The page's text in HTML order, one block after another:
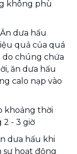
không phù
Ăn dưa hấu
quả của quá
chúng chứa
ăn dưa hấu
calo nạp vào
khoảng thời
2 - 3 giờ
dưa hấu khi
sự hoạt động